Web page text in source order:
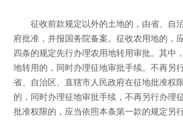
征收前款规定以外的土地的，由省、自
府批准，并报国务院备案。征收农用地的，
四条的规定先行办理农用地转用审批。其中
地转用的，同时办理征地审批手续。不再另
省、自治区、直辖市人民政府在征地批准权
的，同时办理征地审批手续，不再另行办理
批准权限的，应当依照本条第一款的规定另